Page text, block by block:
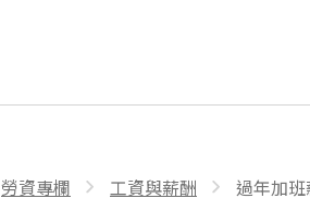
勞資專欄 工資與薪酬
過年加